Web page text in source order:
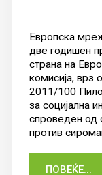
Европска
две годишен
страна на
комисија, врз
2011/100
за социјална
спроведен од
против
ПОВЕЌЕ...